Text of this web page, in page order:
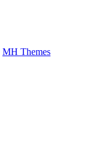
MH Themes